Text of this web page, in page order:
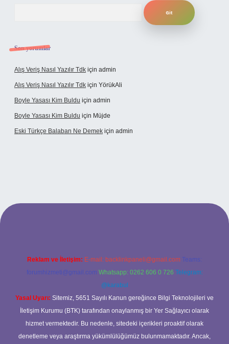
Son yorumlar
Alış Veriş Nasıl Yazılır Tdk için admin
Alış Veriş Nasıl Yazılır Tdk için YörükAli
Boyle Yasası Kim Buldu için admin
Boyle Yasası Kim Buldu için Müjde
Eski Türkçe Balaban Ne Demek için admin
casino
Reklam ve İletişim: E-mail: backlinkpaneli@gmail.com Teams:
forumhizmeti@gmail.com Whatsapp: 0262 606 0 726 Telegram:
@karabul
Yasal Uyarı: Sitemiz, 5651 Sayılı Kanun gereğince Bilgi Teknolojileri ve
İletişim Kurumu (BTK) tarafından onaylanmış bir Yer Sağlayıcı olarak
hizmet vermektedir. Bu nedenle, sitedeki içerikleri proaktif olarak
denetleme veya araştırma yükümlülüğümüz bulunmamaktadır. Ancak,